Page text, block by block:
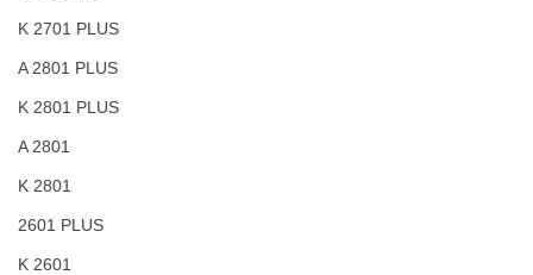
K 2701 PLUS
A 2801 PLUS
K 2801 PLUS
A 2801
K 2801
2601 PLUS
K 2601